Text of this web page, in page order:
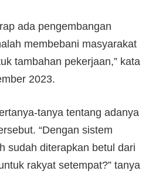
ada pengembangan
membebani masyarakat
tambahan pekerjaan,” kata
2023.
tanya tentang adanya
“Dengan sistem
sudah diterapkan betul dari
rakyat setempat?” tanya